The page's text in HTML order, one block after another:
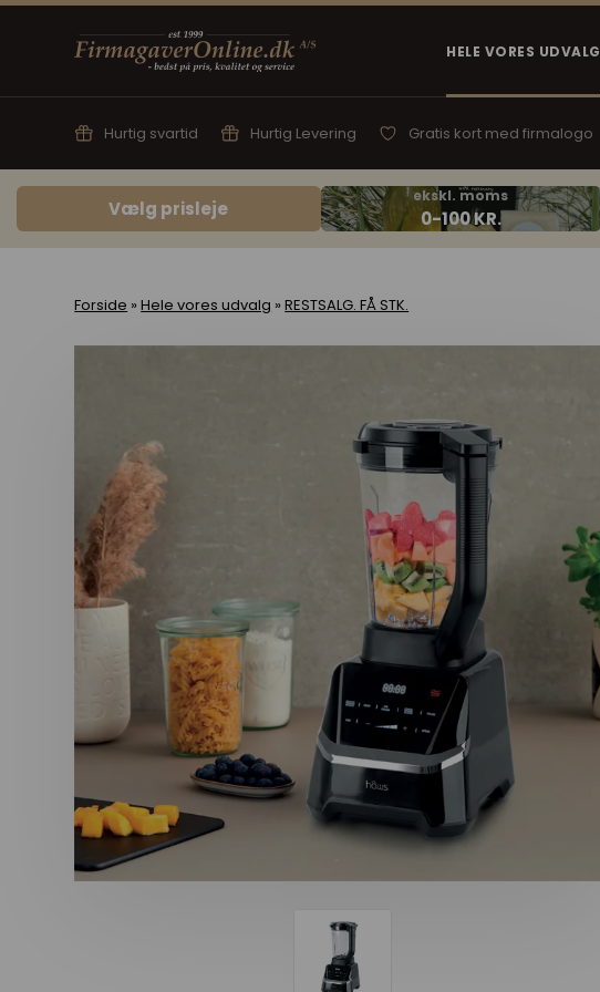
HELE VORES UDVALG
Hurtig svartid Hurtig Levering Gratis kort med firmalogo
Vælg prisleje
Forside »Hele vores udvalg »RESTSALG. FÅ STK.